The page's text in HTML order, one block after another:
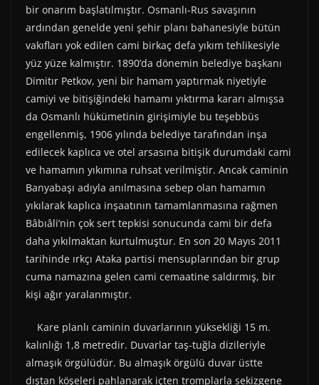
bir onarım başlatılmıştır. Osmanlı-Rus savaşının
ardından genelde yeni şehir planı bahanesiyle bütün
vakıfları yok edilen cami birkaç defa yıkım tehlikesiyle
yüz yüze kalmıştır. 1890’da dönemin belediye başkanı
Dimitır Petkov, yeni bir hamam yaptırmak niyetiyle
camiyi ve bitişiğindeki hamamı yıktırma kararı almışsa
da Osmanlı hükümetinin girişimiyle bu teşebbüs
engellenmiş, 1906 yılında belediye tarafından inşa
edilecek kaplıca ve otel arsasına bitişik durumdaki cami
ve hamamın yıkımına ruhsat verilmiştir. Ancak caminin
Banyabaşı adıyla anılmasına sebep olan hamamın
yıkılarak kaplıca inşaatının tamamlanmasına rağmen
Bâbıâli’nin çok sert tepkisi sonucunda cami bir defa
daha yıkılmaktan kurtulmuştur. En son 20 Mayıs 2011
tarihinde ırkçı Ataka partisi mensuplarından bir grup
cuma namazına gelen cami cemaatine saldırmış, bir
kişi ağır yaralanmıştır.
Kare planlı caminin duvarlarının yüksekliği 15 m.
kalınlığı 1,8 metredir. Duvarlar taş-tuğla dizileriyle
almaşık örgülüdür. Bu almaşık örgülü duvar üstte
dıştan köşeleri pahlanarak içten tromplarla sekizgene